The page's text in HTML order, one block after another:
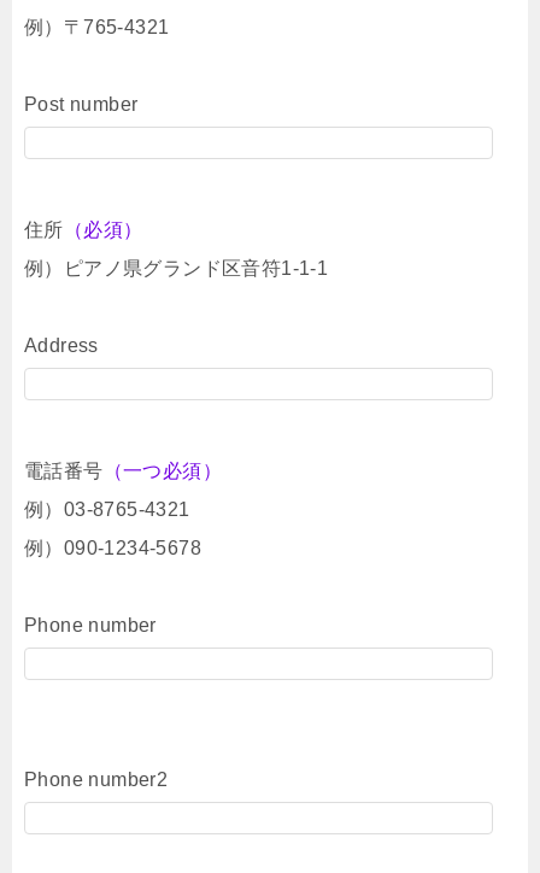
例）〒765-4321
Post number
住所 （必須）
例）ピアノ県グランド区音符1-1-1
Address
電話番号 （一つ必須）
例）03-8765-4321
例）090-1234-5678
Phone number
Phone number2